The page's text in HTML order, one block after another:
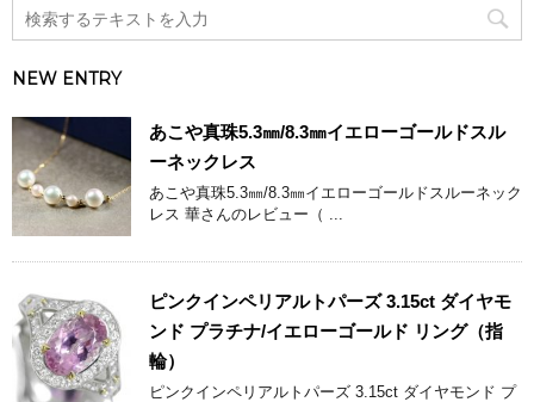
NEW ENTRY
あこや真珠5.3㎜/8.3㎜イエローゴールドスル
ーネックレス
あこや真珠5.3㎜/8.3㎜イエローゴールドスルーネック
レス 華さんのレビュー（ ...
ピンクインペリアルトパーズ 3.15ct ダイヤモ
ンド プラチナ/イエローゴールド リング（指
輪）
ピンクインペリアルトパーズ 3.15ct ダイヤモンド プ